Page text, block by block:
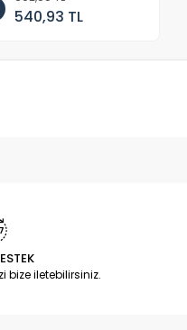
540,93 TL
bize iletebilirsiniz.